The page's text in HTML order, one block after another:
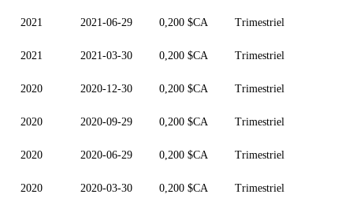
2021 2021-06-29 0,200 $CA Trimestriel
2021 2021-03-30 0,200 $CA Trimestriel
2020 2020-12-30 0,200 $CA Trimestriel
2020 2020-09-29 0,200 $CA Trimestriel
2020 2020-06-29 0,200 $CA Trimestriel
2020 2020-03-30 0,200 $CA Trimestriel